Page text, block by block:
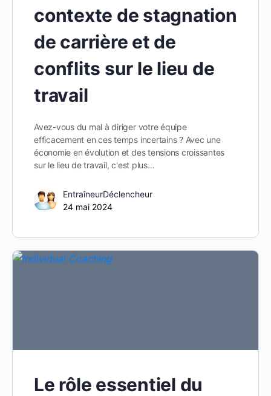
contexte de stagnation
de carrière et de
conflits sur le lieu de
travail
Avez-vous du mal à diriger votre équipe
efficacement en ces temps incertains ? Avec une
économie en évolution et des tensions croissantes
sur le lieu de travail, c'est plus…
EntraîneurDéclencheur
24 mai 2024
Le rôle essentiel du